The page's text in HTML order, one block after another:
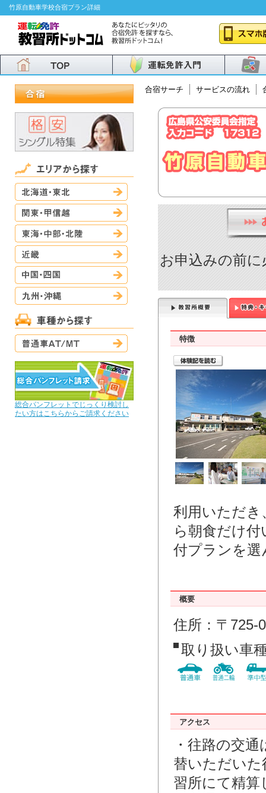
竹原自動車学校合宿プラン詳細
九州・沖縄
総合パンフレットでじっくり検討し
たい方はこちらからご請求ください
合宿サーチ サービスの流れ
お申込みの前
特徴
利用いただ
ら朝食だけ
付プランを
概要
住所：〒725-
取り扱い車
アクセス
・往路の交
替いただいた
習所にて精算